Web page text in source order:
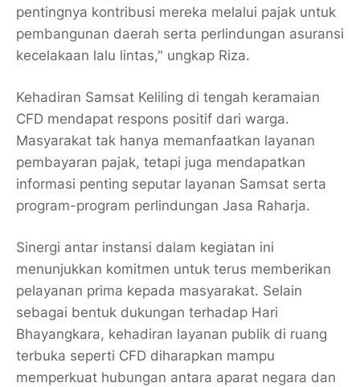
pentingnya kontribusi mereka melalui pajak untuk
pembangunan daerah serta perlindungan asuransi
kecelakaan lalu lintas," ungkap Riza.
Kehadiran Samsat Keliling di tengah keramaian
CFD mendapat respons positif dari warga.
Masyarakat tak hanya memanfaatkan layanan
pembayaran pajak, tetapi juga mendapatkan
informasi penting seputar layanan Samsat serta
program-program perlindungan Jasa Raharja.
Sinergi antar instansi dalam kegiatan ini
menunjukkan komitmen untuk terus memberikan
pelayanan prima kepada masyarakat. Selain
sebagai bentuk dukungan terhadap Hari
Bhayangkara, kehadiran layanan publik di ruang
terbuka seperti CFD diharapkan mampu
memperkuat hubungan antara aparat negara dan